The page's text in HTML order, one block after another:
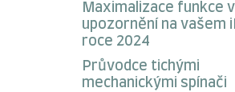
Maximalizace funkce
upozornění na vašem
roce 2024
Průvodce tichými
mechanickými spínači